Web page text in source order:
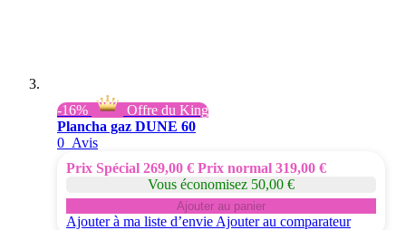
-16%
Offre du King
Plancha gaz DUNE 60
0 Avis
Prix Spécial 269,00 € Prix normal 319,00 €
Vous économisez 50,00 €
Ajouter au panier
Ajouter à ma liste d’envie Ajouter au comparateur